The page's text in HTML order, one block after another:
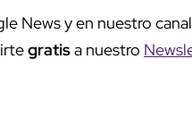
News y en nuestro
gratisa nuestro